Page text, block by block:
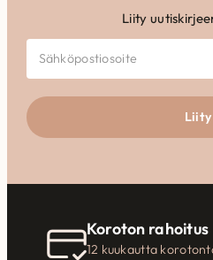
Liity
Liity
Koroton rahoitus
12 kuukautta